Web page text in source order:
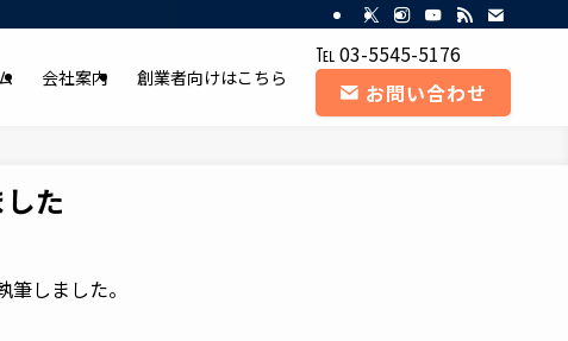
元・日本政策金融公庫 融資課長｜MM コンサルティング（東京）
会社案内 創業者向けはこちら
℡ 03-5545-5176
お問い合わせ
た
しました。